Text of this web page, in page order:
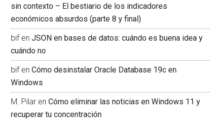
sin contexto – El bestiario de los indicadores
económicos absurdos (parte 8 y final)
bifenJSON en bases de datos: cuándo es buena idea y
cuándo no
bifenCómo desinstalar Oracle Database 19c en
Windows
M. Pilar enCómo eliminar las noticias en Windows 11 y
recuperar tu concentración